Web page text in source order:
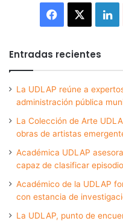
Facebook
Entradas recientes
La UDLAP reúne a
administración pública
La Colección de Arte
obras de artistas
Académica UDLAP
capaz de clasificar
Académico de la UDLAP
con estancia de
La UDLAP, punto de